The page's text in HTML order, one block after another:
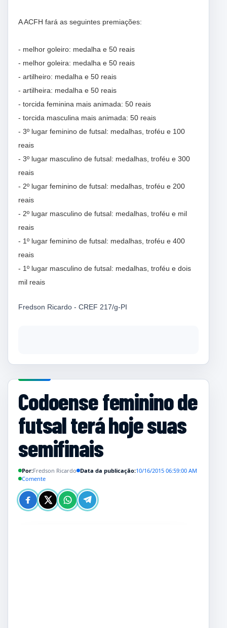
A ACFH fará as seguintes premiações:
- melhor goleiro: medalha e 50 reais
- melhor goleira: medalha e 50 reais
- artilheiro: medalha e 50 reais
- artilheira: medalha e 50 reais
- torcida feminina mais animada: 50 reais
- torcida masculina mais animada: 50 reais
- 3º lugar feminino de futsal: medalhas, troféu e 100
reais
- 3º lugar masculino de futsal: medalhas, troféu e 300
reais
- 2º lugar feminino de futsal: medalhas, troféu e 200
reais
- 2º lugar masculino de futsal: medalhas, troféu e mil
reais
- 1º lugar feminino de futsal: medalhas, troféu e 400
reais
- 1º lugar masculino de futsal: medalhas, troféu e dois
mil reais
Fredson Ricardo - CREF 217/g-PI
Codoense feminino de
futsal terá hoje suas
semifinais
Por:Fredson Ricardo Data da publicação:10/16/2015 06:59:00 AM
Comente